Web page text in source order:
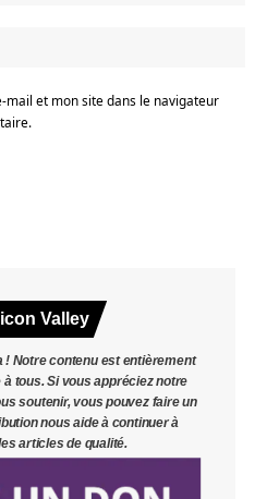
mail et mon site dans le navigateur
Valley
! Notre contenu est entièrement
tous. Si vous appréciez notre
soutenir, vous pouvez faire un
nous aide à continuer à
articles de qualité.